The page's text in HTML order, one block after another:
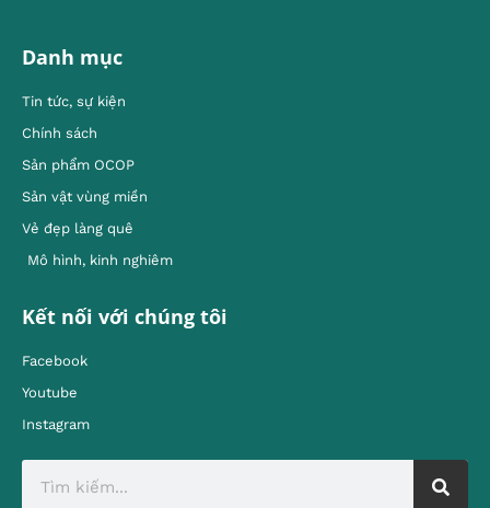
Danh mục
Tin tức, sự kiện
Chính sách
Sản phẩm OCOP
Sản vật vùng miền
Vẻ đẹp làng quê
Mô hình, kinh nghiêm
Kết nối với chúng tôi
Facebook
Youtube
Instagram